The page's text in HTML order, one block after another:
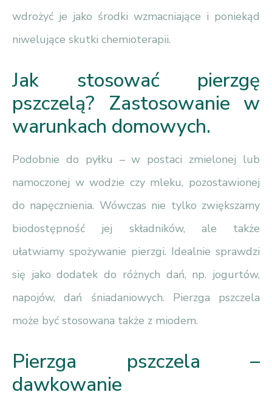
wdrożyć je jako środki wzmacniające i poniekąd
niwelujące skutki chemioterapii.
Jak stosować pierzgę
pszczelą? Zastosowanie w
warunkach domowych.
Podobnie do pyłku – w postaci zmielonej lub
namoczonej w wodzie czy mleku, pozostawionej
do napęcznienia. Wówczas nie tylko zwiększamy
biodostępność jej składników, ale także
ułatwiamy spożywanie pierzgi. Idealnie sprawdzi
się jako dodatek do różnych dań, np. jogurtów,
napojów, dań śniadaniowych. Pierzga pszczela
może być stosowana także z miodem.
Pierzga pszczela –
dawkowanie